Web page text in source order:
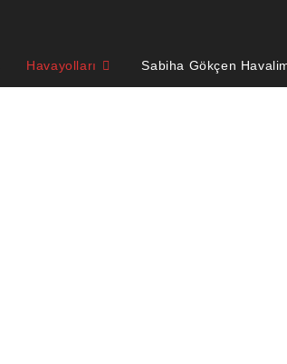
Havayolları Sabiha Gökçen